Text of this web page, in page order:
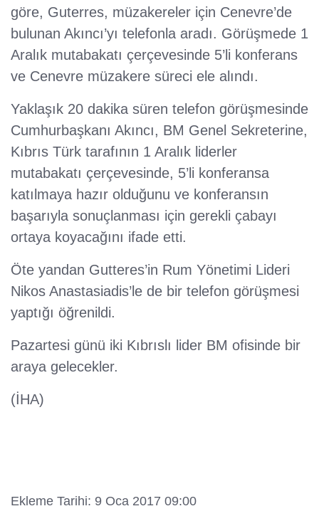
göre, Guterres, müzakereler için Cenevre’de
bulunan Akıncı’yı telefonla aradı. Görüşmede 1
Aralık mutabakatı çerçevesinde 5’li konferans
ve Cenevre müzakere süreci ele alındı.
Yaklaşık 20 dakika süren telefon görüşmesinde
Cumhurbaşkanı Akıncı, BM Genel Sekreterine,
Kıbrıs Türk tarafının 1 Aralık liderler
mutabakatı çerçevesinde, 5’li konferansa
katılmaya hazır olduğunu ve konferansın
başarıyla sonuçlanması için gerekli çabayı
ortaya koyacağını ifade etti.
Öte yandan Gutteres’in Rum Yönetimi Lideri
Nikos Anastasiadis’le de bir telefon görüşmesi
yaptığı öğrenildi.
Pazartesi günü iki Kıbrıslı lider BM ofisinde bir
araya gelecekler.
(İHA)
Ekleme Tarihi: 9 Oca 2017 09:00